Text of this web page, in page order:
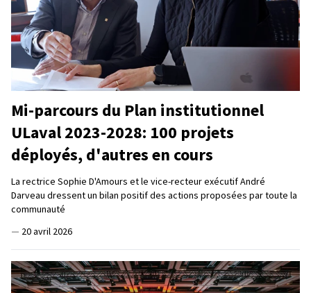
Mi-parcours du Plan institutionnel
ULaval 2023-2028: 100 projets
déployés, d'autres en cours
La rectrice Sophie D'Amours et le vice-recteur exécutif André
Darveau dressent un bilan positif des actions proposées par toute la
communauté
— 20 avril 2026